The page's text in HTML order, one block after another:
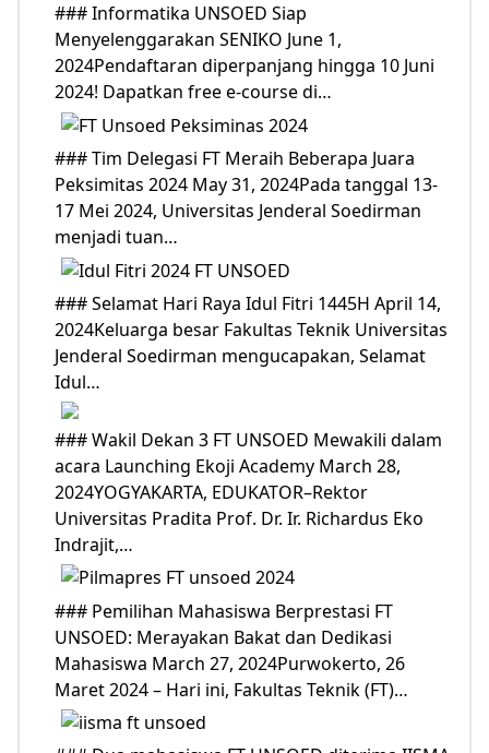
### Informatika UNSOED Siap
Menyelenggarakan SENIKO June 1,
2024Pendaftaran diperpanjang hingga 10 Juni
2024! Dapatkan free e-course di…
### Tim Delegasi FT Meraih Beberapa Juara
Peksimitas 2024 May 31, 2024Pada tanggal 13-
17 Mei 2024, Universitas Jenderal Soedirman
menjadi tuan…
### Selamat Hari Raya Idul Fitri 1445H April 14,
2024Keluarga besar Fakultas Teknik Universitas
Jenderal Soedirman mengucapakan, Selamat
Idul…
### Wakil Dekan 3 FT UNSOED Mewakili dalam
acara Launching Ekoji Academy March 28,
2024YOGYAKARTA, EDUKATOR–Rektor
Universitas Pradita Prof. Dr. Ir. Richardus Eko
Indrajit,…
### Pemilihan Mahasiswa Berprestasi FT
UNSOED: Merayakan Bakat dan Dedikasi
Mahasiswa March 27, 2024Purwokerto, 26
Maret 2024 – Hari ini, Fakultas Teknik (FT)…